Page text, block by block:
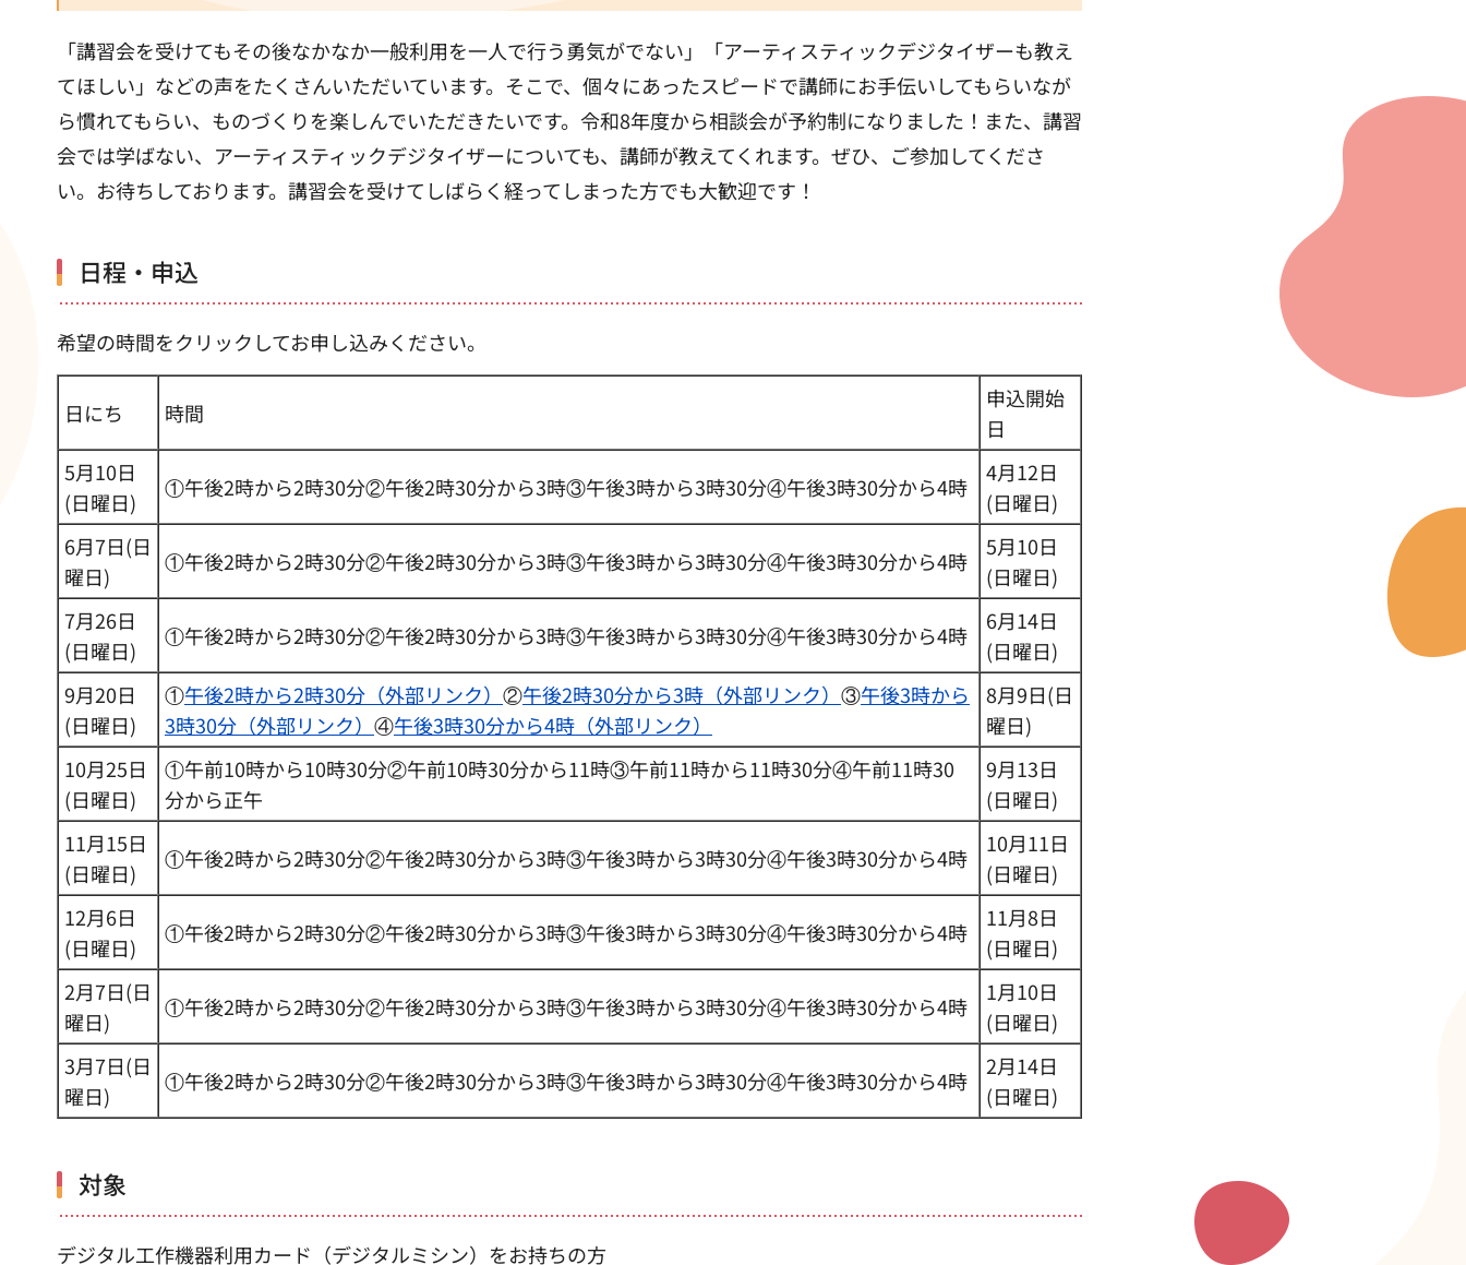
「講習会を受けてもその後なかなか一般利用を一人で行う勇気がでない」「アーティスティックデジタイザーも教え
てほしい」などの声をたくさんいただいています。そこで、個々にあったスピードで講師にお手伝いしてもらいなが
ら慣れてもらい、ものづくりを楽しんでいただきたいです。令和8年度から相談会が予約制になりました！また、講習
会では学ばない、アーティスティックデジタイザーについても、講師が教えてくれます。ぜひ、ご参加してくださ
い。お待ちしております。講習会を受けてしばらく経ってしまった方でも大歓迎です！
日程・申込
希望の時間をクリックしてお申し込みください。
日にち 時間
申込開始
日
5月10日
(日曜日)
①午後2時から2時30分②午後2時30分から3時③午後3時から3時30分④午後3時30分から4時
4月12日
(日曜日)
6月7日(日
曜日)
①午後2時から2時30分②午後2時30分から3時③午後3時から3時30分④午後3時30分から4時
5月10日
(日曜日)
7月26日
(日曜日)
①午後2時から2時30分②午後2時30分から3時③午後3時から3時30分④午後3時30分から4時
6月14日
(日曜日)
9月20日
(日曜日)
①午後2時から2時30分（外部リンク） ②午後2時30分から3時（外部リンク） ③午後3時から
3時30分（外部リンク） ④午後3時30分から4時（外部リンク）
8月9日(日
曜日)
10月25日
(日曜日)
①午前10時から10時30分②午前10時30分から11時③午前11時から11時30分④午前11時30
分から正午
9月13日
(日曜日)
11月15日
(日曜日)
①午後2時から2時30分②午後2時30分から3時③午後3時から3時30分④午後3時30分から4時
10月11日
(日曜日)
12月6日
(日曜日)
①午後2時から2時30分②午後2時30分から3時③午後3時から3時30分④午後3時30分から4時
11月8日
(日曜日)
2月7日(日
曜日)
①午後2時から2時30分②午後2時30分から3時③午後3時から3時30分④午後3時30分から4時
1月10日
(日曜日)
3月7日(日
曜日)
①午後2時から2時30分②午後2時30分から3時③午後3時から3時30分④午後3時30分から4時
2月14日
(日曜日)
対象
デジタル工作機器利用カード（デジタルミシン）をお持ちの方